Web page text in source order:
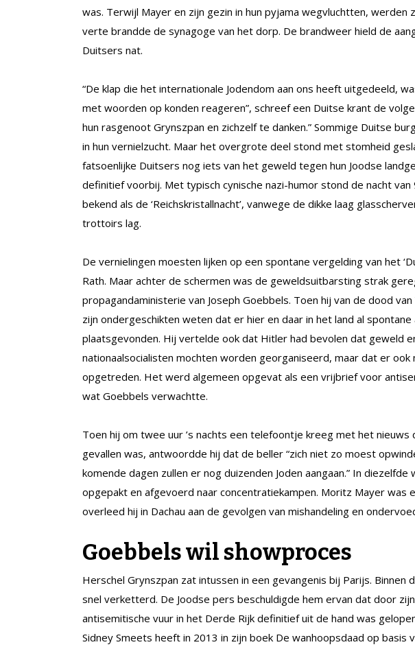
was. Terwijl Mayer en zijn gezin in hun pyjama wegvluchtten, werden
verte brandde de synagoge van het dorp. De brandweer hield de
Duitsers nat.
“De klap die het internationale Jodendom aan ons heeft uitgedeeld,
met woorden op konden reageren”, schreef een Duitse krant de
hun rasgenoot Grynszpan en zichzelf te danken.” Sommige Duitse
in hun vernielzucht. Maar het overgrote deel stond met stomheid
fatsoenlijke Duitsers nog iets van het geweld tegen hun Joodse
definitief voorbij. Met typisch cynische nazi-humor stond de nacht
bekend als de ‘Reichskristallnacht’, vanwege de dikke laag
trottoirs lag.
De vernielingen moesten lijken op een spontane vergelding van het
Rath. Maar achter de schermen was de geweldsuitbarsting strak
propagandaministerie van Joseph Goebbels. Toen hij van de dood
zijn ondergeschikten weten dat er hier en daar in het land al
plaatsgevonden. Hij vertelde ook dat Hitler had bevolen dat geweld
nationaalsocialisten mochten worden georganiseerd, maar dat er
opgetreden. Het werd algemeen opgevat als een vrijbrief voor
wat Goebbels verwachtte.
Toen hij om twee uur ’s nachts een telefoontje kreeg met het
gevallen was, antwoordde hij dat de beller “zich niet zo moest
komende dagen zullen er nog duizenden Joden aangaan.” In
opgepakt en afgevoerd naar concentratiekampen. Moritz Mayer was
overleed hij in Dachau aan de gevolgen van mishandeling en
Goebbels wil showproces
Herschel Grynszpan zat intussen in een gevangenis bij Parijs. Binnen
snel verketterd. De Joodse pers beschuldigde hem ervan dat door
antisemitische vuur in het Derde Rijk definitief uit de hand was
Sidney Smeets heeft in 2013 in zijn boek De wanhoopsdaad op basis